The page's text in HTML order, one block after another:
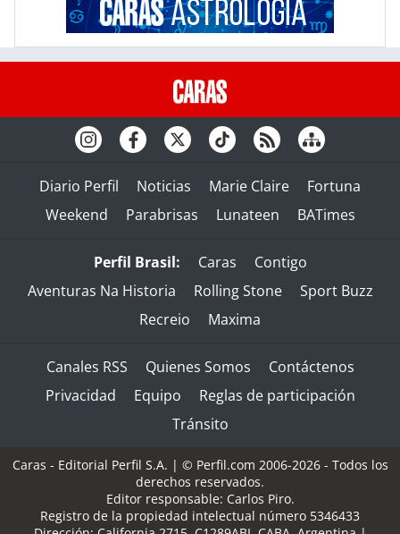
Diario Perfil Noticias Marie Claire
Fortuna
Weekend
Parabrisas Lunateen BATimes
Perfil Brasil: Caras
Contigo
Aventuras Na Historia
Rolling Stone
Sport Buzz
Recreio
Maxima
Canales RSS Quienes Somos
Contáctenos
Privacidad
Equipo
Reglas de participación
Tránsito
Caras - Editorial Perfil S.A. | © Perfil.com 2006-2026 - Todos los
derechos reservados.
Editor responsable: Carlos Piro.
Registro de la propiedad intelectual número 5346433